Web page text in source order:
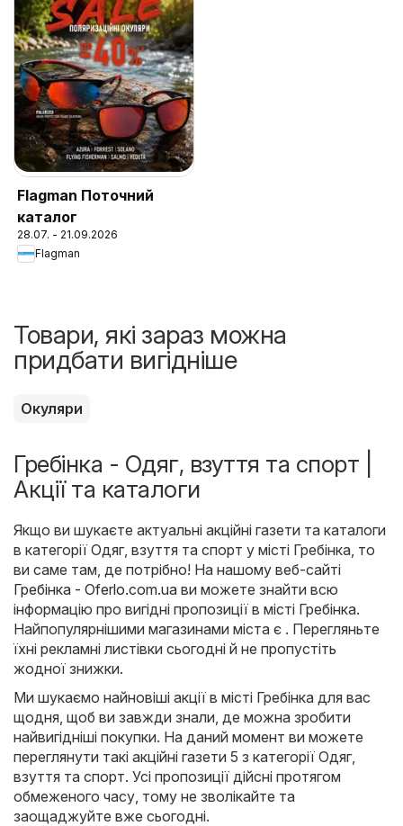
Flagman Поточний
каталог
28.07. - 21.09.2026
Flagman
Товари, які зараз можна
придбати вигідніше
Окуляри
Гребінка - Одяг, взуття та спорт |
Акції та каталоги
Якщо ви шукаєте актуальні акційні газети та каталоги
в категорії Одяг, взуття та спорт у місті Гребінка, то
ви саме там, де потрібно! На нашому веб-сайті
Гребінка - Oferlo.com.ua ви можете знайти всю
інформацію про вигідні пропозиції в місті Гребінка.
Найпопулярнішими магазинами міста є . Перегляньте
їхні рекламні листівки сьогодні й не пропустіть
жодної знижки.
Ми шукаємо найновіші акції в місті Гребінка для вас
щодня, щоб ви завжди знали, де можна зробити
найвигідніші покупки. На даний момент ви можете
переглянути такі акційні газети 5 з категорії Одяг,
взуття та спорт. Усі пропозиції дійсні протягом
обмеженого часу, тому не зволікайте та
заощаджуйте вже сьогодні.